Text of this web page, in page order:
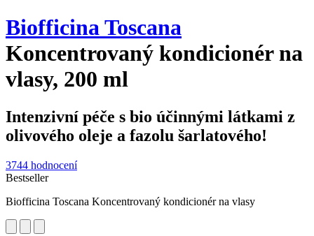
Biofficina Toscana
Koncentrovaný kondicionér na
vlasy, 200 ml
Intenzivní péče s bio účinnými látkami z
olivového oleje a fazolu šarlatového!
3744 hodnocení
Bestseller
Biofficina Toscana Koncentrovaný kondicionér na vlasy